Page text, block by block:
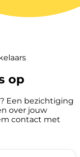
op
Een bezichtiging
over jouw
contact met